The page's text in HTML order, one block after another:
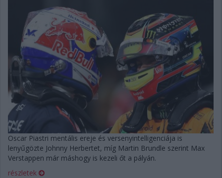
Oscar Piastri mentális ereje és versenyintelligenciája is
lenyűgözte Johnny Herbertet, míg Martin Brundle szerint Max
Verstappen már máshogy is kezeli őt a pályán.
részletek